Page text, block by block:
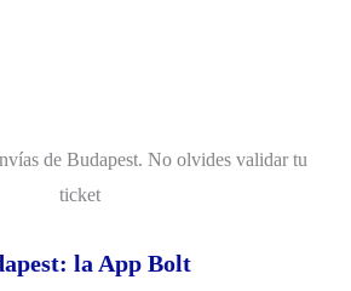
de Budapest. No olvides validar tu
ticket
la App Bolt